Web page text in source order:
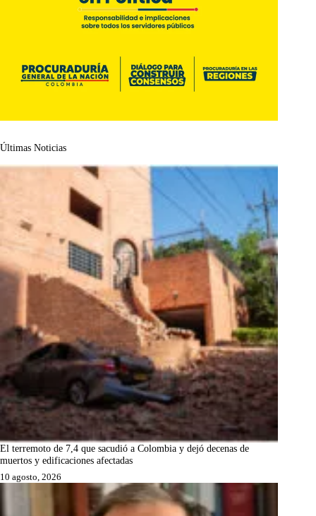
Últimas Noticias
El terremoto de 7,4 que sacudió a Colombia y dejó decenas de
muertos y edificaciones afectadas
10 agosto, 2026